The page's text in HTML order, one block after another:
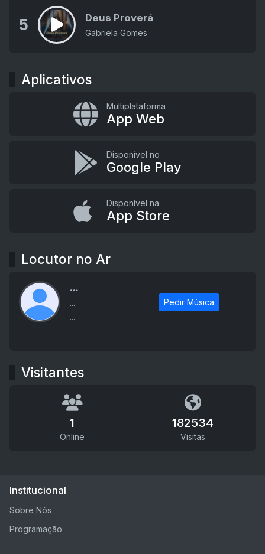
5 Deus Proverá
Gabriela Gomes
Aplicativos
Multiplataforma
App Web
Disponível no
Google Play
Disponível na
App Store
Locutor no Ar
...
...
...
Pedir Música
Visitantes
1
Online
182534
Visitas
Institucional
Sobre Nós
Programação